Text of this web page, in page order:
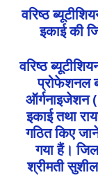
वरिष्ठ
इकाई की
वरिष्ठ
प्रोफेशनल
ऑर्गनाइजेशन
इकाई तथा
गठित किए
गया हैं।
श्रीमती